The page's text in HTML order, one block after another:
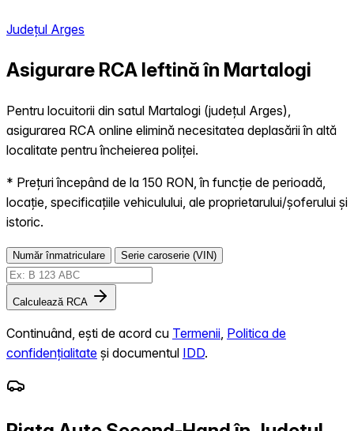
Județul Arges
Asigurare RCA Ieftină în Martalogi
Pentru locuitorii din satul Martalogi (județul Arges),
asigurarea RCA online elimină necesitatea deplasării în altă
localitate pentru încheierea poliței.
* Prețuri începând de la 150 RON, în funcție de perioadă,
locație, specificațiile vehiculului, ale proprietarului/șoferului și
istoric.
Număr înmatriculare Serie caroserie (VIN)
Calculează RCA
Continuând, ești de acord cu Termenii Politica de
confidențialitate și documentul IDD.